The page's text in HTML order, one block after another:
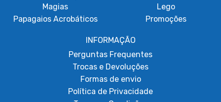
Magias
Papagaios Acrobáticos
Lego
Promoções
INFORMAÇÃO
Perguntas Frequentes
Trocas e Devoluções
Formas de envio
Política de Privacidade